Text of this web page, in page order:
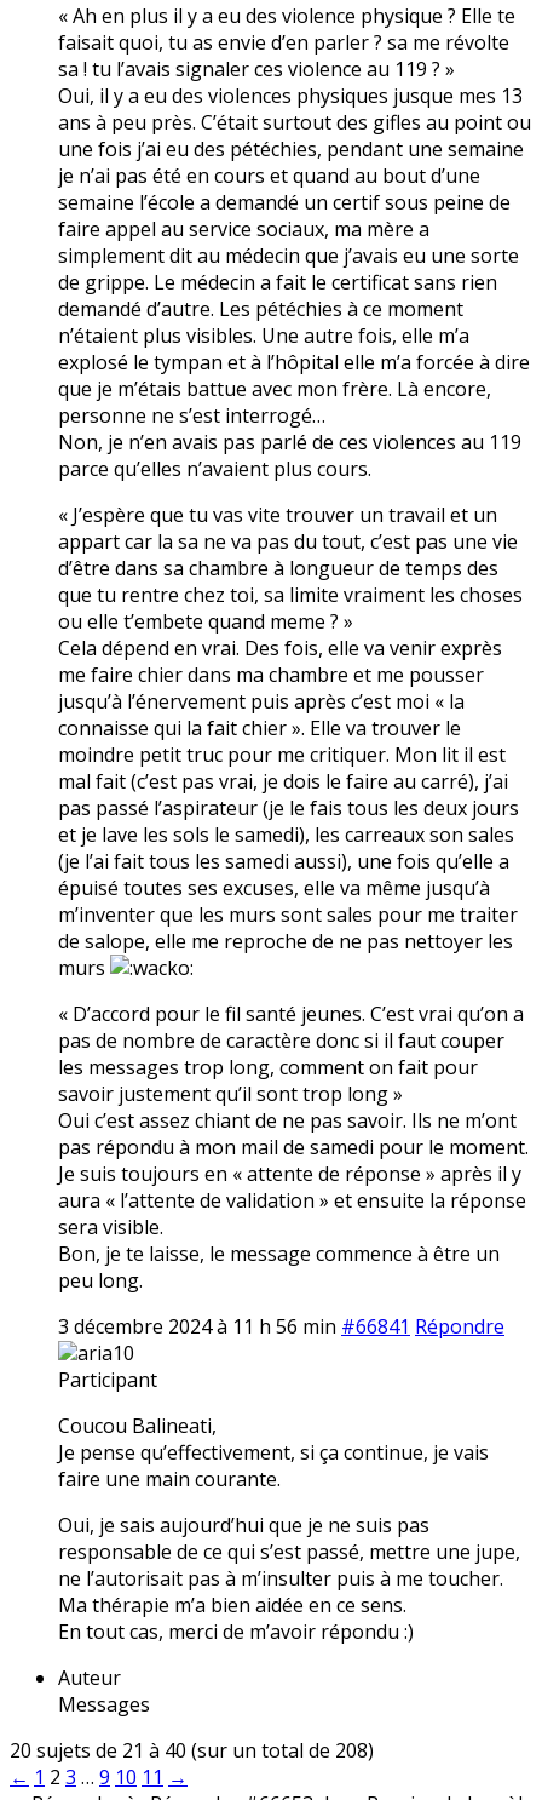
« Ah en plus il y a eu des violence physique ? Elle te
faisait quoi, tu as envie d’en parler ? sa me révolte
sa ! tu l’avais signaler ces violence au 119 ? »
Oui, il y a eu des violences physiques jusque mes 13
ans à peu près. C’était surtout des gifles au point ou
une fois j’ai eu des pétéchies, pendant une semaine
je n’ai pas été en cours et quand au bout d’une
semaine l’école a demandé un certif sous peine de
faire appel au service sociaux, ma mère a
simplement dit au médecin que j’avais eu une sorte
de grippe. Le médecin a fait le certificat sans rien
demandé d’autre. Les pétéchies à ce moment
n’étaient plus visibles. Une autre fois, elle m’a
explosé le tympan et à l’hôpital elle m’a forcée à dire
que je m’étais battue avec mon frère. Là encore,
personne ne s’est interrogé…
Non, je n’en avais pas parlé de ces violences au 119
parce qu’elles n’avaient plus cours.
« J’espère que tu vas vite trouver un travail et un
appart car la sa ne va pas du tout, c’est pas une vie
d’être dans sa chambre à longueur de temps des
que tu rentre chez toi, sa limite vraiment les choses
ou elle t’embete quand meme ? »
Cela dépend en vrai. Des fois, elle va venir exprès
me faire chier dans ma chambre et me pousser
jusqu’à l’énervement puis après c’est moi « la
connaisse qui la fait chier ». Elle va trouver le
moindre petit truc pour me critiquer. Mon lit il est
mal fait (c’est pas vrai, je dois le faire au carré), j’ai
pas passé l’aspirateur (je le fais tous les deux jours
et je lave les sols le samedi), les carreaux son sales
(je l’ai fait tous les samedi aussi), une fois qu’elle a
épuisé toutes ses excuses, elle va même jusqu’à
m’inventer que les murs sont sales pour me traiter
de salope, elle me reproche de ne pas nettoyer les
murs
« D’accord pour le fil santé jeunes. C’est vrai qu’on a
pas de nombre de caractère donc si il faut couper
les messages trop long, comment on fait pour
savoir justement qu’il sont trop long »
Oui c’est assez chiant de ne pas savoir. Ils ne m’ont
pas répondu à mon mail de samedi pour le moment.
Je suis toujours en « attente de réponse » après il y
aura « l’attente de validation » et ensuite la réponse
sera visible.
Bon, je te laisse, le message commence à être un
peu long.
3 décembre 2024 à 11 h 56 min #66841 Répondre
aria10
Participant
Coucou Balineati,
Je pense qu’effectivement, si ça continue, je vais
faire une main courante.
Oui, je sais aujourd’hui que je ne suis pas
responsable de ce qui s’est passé, mettre une jupe,
ne l’autorisait pas à m’insulter puis à me toucher.
Ma thérapie m’a bien aidée en ce sens.
En tout cas, merci de m’avoir répondu :)
Auteur
Messages
20 sujets de 21 à 40 (sur un total de 208)
← 1 2 3 … 9 10 11 →